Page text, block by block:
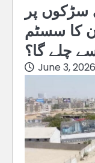
سڑکوں پر
کا سسٹم
چلے گا؟
June 3, 2026